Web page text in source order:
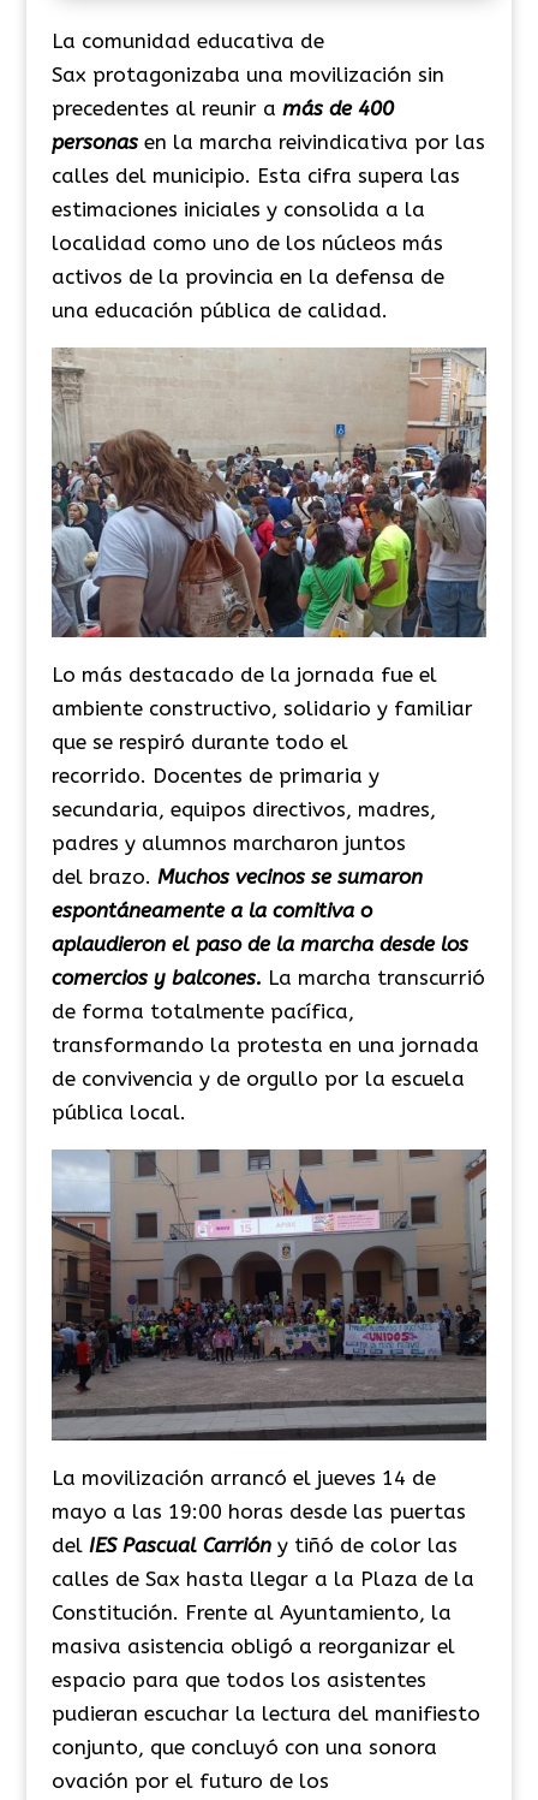
La comunidad educativa de
Sax protagonizaba una movilización sin
precedentes al reunir a más de 400
personasen la marcha reivindicativa por las
calles del municipio. Esta cifra supera las
estimaciones iniciales y consolida a la
localidad como uno de los núcleos más
activos de la provincia en la defensa de
una educación pública de calidad.
Lo más destacado de la jornada fue el
ambiente constructivo, solidario y familiar
que se respiró durante todo el
recorrido. Docentes de primaria y
secundaria, equipos directivos, madres,
padres y alumnos marcharon juntos
del brazo. Muchos vecinos se sumaron
espontáneamente a la comitiva o
aplaudieron el paso de la marcha desde los
comercios y balcones. La marcha transcurrió
de forma totalmente pacífica,
transformando la protesta en una jornada
de convivencia y de orgullo por la escuela
pública local.
La movilización arrancó el jueves 14 de
mayo a las 19:00 horas desde las puertas
del IES Pascual Carrióny tiñó de color las
calles de Sax hasta llegar a la Plaza de la
Constitución. Frente al Ayuntamiento, la
masiva asistencia obligó a reorganizar el
espacio para que todos los asistentes
pudieran escuchar la lectura del manifiesto
conjunto, que concluyó con una sonora
ovación por el futuro de los